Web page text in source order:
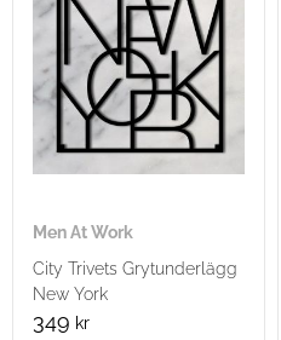
Men At Work
City Trivets Grytunderlägg
New York
349 kr